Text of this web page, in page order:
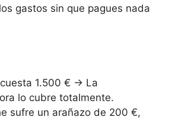
gastos sin que pagues nada
1.500 € → La
lo cubre totalmente.
sufre un arañazo de 200 €,